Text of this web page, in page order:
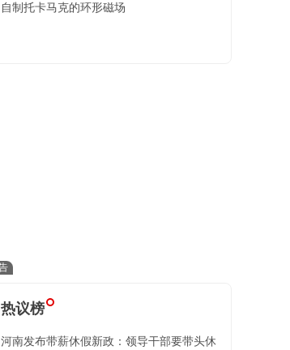
出RabbitVis 用自然语
自制托卡马克的环形磁场
热议榜
河南发布带薪休假新政：领导干部要带头休